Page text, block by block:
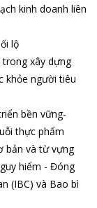
kinh doanh liên
lộ
trong xây dựng
khỏe người tiêu
bền vững-
thực phẩm
bản và từ vựng
hiểm - Đóng
(IBC) và Bao bì